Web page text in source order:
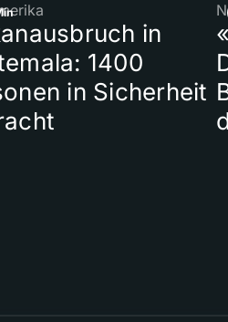
in
1400
in Sicherheit